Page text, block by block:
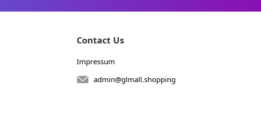
Contact Us
Impressum
admin@glmall.shopping